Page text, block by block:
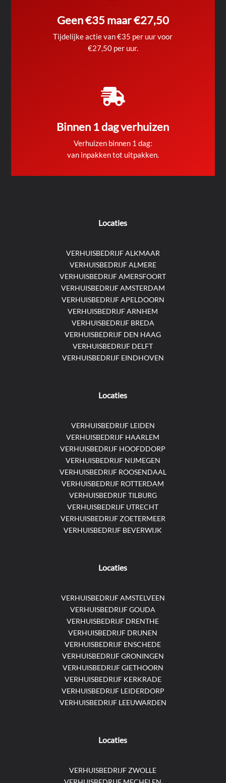
Geen €35 maar €27,50
Tijdelijke actie van €35 per uur voor
€27,50 per uur.

Binnen 1 dag verhuizen
Verhuizen binnen 1 dag:
van inpakken tot uitpakken.
Locaties
VERHUISBEDRIJF ALKMAAR
VERHUISBEDRIJF ALMERE
VERHUISBEDRIJF AMERSFOORT
VERHUISBEDRIJF AMSTERDAM
VERHUISBEDRIJF APELDOORN
VERHUISBEDRIJF ARNHEM
VERHUISBEDRIJF BREDA
VERHUISBEDRIJF DEN HAAG
VERHUISBEDRIJF DELFT
VERHUISBEDRIJF EINDHOVEN
Locaties
VERHUISBEDRIJF LEIDEN
VERHUISBEDRIJF HAARLEM
VERHUISBEDRIJF HOOFDDORP
VERHUISBEDRIJF NIJMEGEN
VERHUISBEDRIJF ROOSENDAAL
VERHUISBEDRIJF ROTTERDAM
VERHUISBEDRIJF TILBURG
VERHUISBEDRIJF UTRECHT
VERHUISBEDRIJF ZOETERMEER
VERHUISBEDRIJF BEVERWIJK
Locaties
VERHUISBEDRIJF AMSTELVEEN
VERHUISBEDRIJF GOUDA
VERHUISBEDRIJF DRENTHE
VERHUISBEDRIJF DRUNEN
VERHUISBEDRIJF ENSCHEDE
VERHUISBEDRIJF GRONINGEN
VERHUISBEDRIJF GIETHOORN
VERHUISBEDRIJF KERKRADE
VERHUISBEDRIJF LEIDERDORP
VERHUISBEDRIJF LEEUWARDEN
Locaties
VERHUISBEDRIJF ZWOLLE